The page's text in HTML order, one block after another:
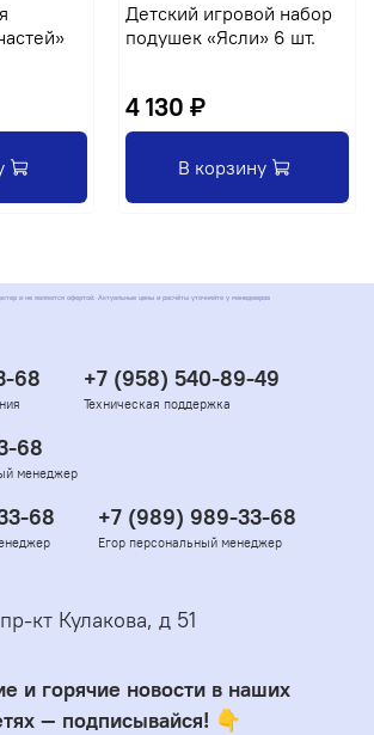
Детский игровой набор
подушек «Ясли» 6 шт.
4 130 ₽
В корзину
и не являются офертой. Актуальные цены и расчёты уточняйте у менеджеров
68
+7 (958) 540-89-49
Техническая поддержка
68
менеджер
68 +7 (989) 989-33-68
Егор персональный менеджер
кт Кулакова, д 51
и горячие новости в наших
— подписывайся! 👇